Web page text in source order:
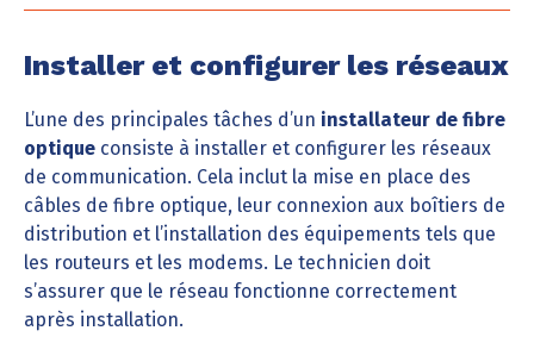
Installer et configurer les réseaux
L’une des principales tâches d’un installateur de fibre
optique consiste à installer et configurer les réseaux
de communication. Cela inclut la mise en place des
câbles de fibre optique, leur connexion aux boîtiers de
distribution et l’installation des équipements tels que
les routeurs et les modems. Le technicien doit
s’assurer que le réseau fonctionne correctement
après installation.